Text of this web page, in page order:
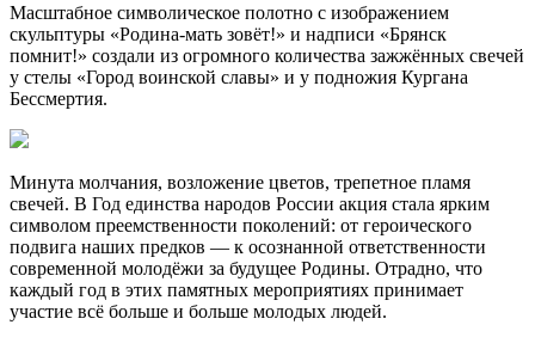
Масштабное символическое полотно с изображением
скульптуры «Родина-мать зовёт!» и надписи «Брянск
помнит!» создали из огромного количества зажжённых свечей
у стелы «Город воинской славы» и у подножия Кургана
Бессмертия.
Минута молчания, возложение цветов, трепетное пламя
свечей. В Год единства народов России акция стала ярким
символом преемственности поколений: от героического
подвига наших предков — к осознанной ответственности
современной молодёжи за будущее Родины. Отрадно, что
каждый год в этих памятных мероприятиях принимает
участие всё больше и больше молодых людей.